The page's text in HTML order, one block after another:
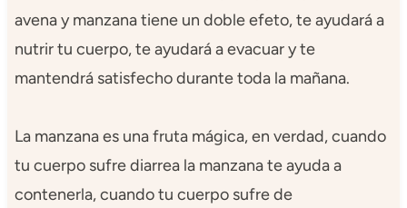
avena y manzana tiene un doble efeto, te ayudará a
nutrir tu cuerpo, te ayudará a evacuar y te
mantendrá satisfecho durante toda la mañana.
La manzana es una fruta mágica, en verdad, cuando
tu cuerpo sufre diarrea la manzana te ayuda a
contenerla, cuando tu cuerpo sufre de